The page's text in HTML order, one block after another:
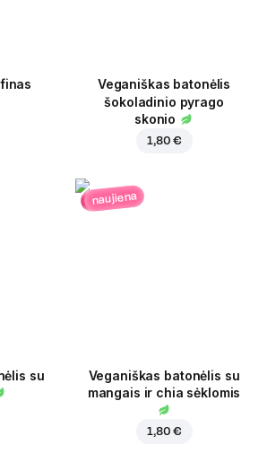
Veganiškas batonėlis
šokoladinio pyrago
skonio
1,80 €
su
naujiena
Veganiškas batonėlis su
mangais ir chia sėklomis
1,80 €